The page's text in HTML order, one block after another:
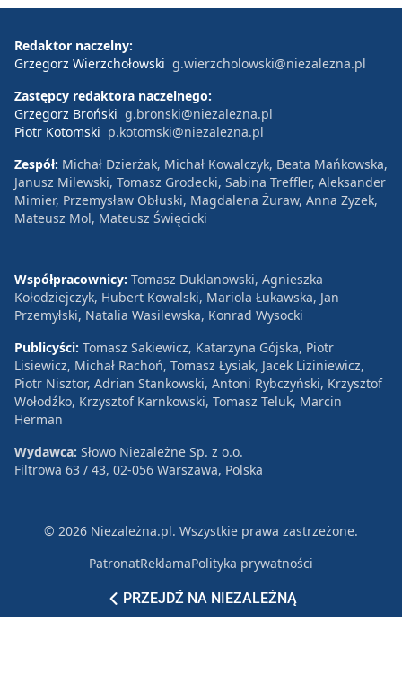
PRZEJDŹ NA NIEZALEŻNĄ
Redaktor naczelny:
Grzegorz Wierzchołowski g.wierzcholowski@niezalezna.pl
Zastępcy redaktora naczelnego:
Grzegorz Broński g.bronski@niezalezna.pl
Piotr Kotomski p.kotomski@niezalezna.pl
Zespół: Michał Dzierżak, Michał Kowalczyk, Beata Mańkowska,
Janusz Milewski, Tomasz Grodecki, Sabina Treffler, Aleksander
Mimier, Przemysław Obłuski, Magdalena Żuraw, Anna Zyzek,
Mateusz Mol, Mateusz Święcicki
Współpracownicy: Tomasz Duklanowski, Agnieszka
Kołodziejczyk, Hubert Kowalski, Mariola Łukawska, Jan
Przemyłski, Natalia Wasilewska, Konrad Wysocki
Publicyści: Tomasz Sakiewicz, Katarzyna Gójska, Piotr
Lisiewicz, Michał Rachoń, Tomasz Łysiak, Jacek Liziniewicz,
Piotr Nisztor, Adrian Stankowski, Antoni Rybczyński, Krzysztof
Wołodźko, Krzysztof Karnkowski, Tomasz Teluk, Marcin
Herman
Wydawca: Słowo Niezależne Sp. z o.o.
Filtrowa 63 / 43, 02-056 Warszawa, Polska
© 2026 Niezależna.pl. Wszystkie prawa zastrzeżone.
PatronatReklamaPolityka prywatności